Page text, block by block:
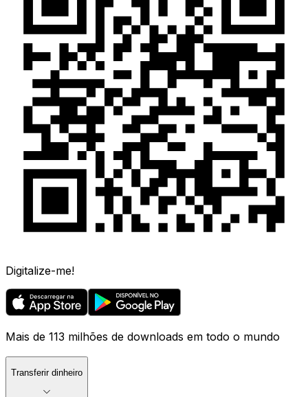
Digitalize-me!
Mais de 113 milhões de downloads em todo o mundo
Transferir dinheiro